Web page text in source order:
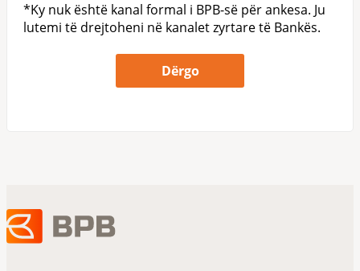
*Ky nuk është kanal formal i BPB-së për ankesa. Ju
lutemi të drejtoheni në kanalet zyrtare të Bankës.